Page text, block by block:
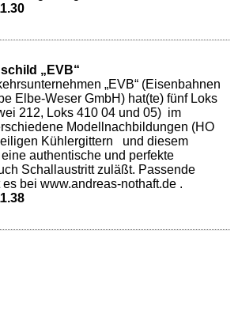
„EVB“
„EVB“ (Eisenbahnen
Elbe-Weser GmbH) hat(te) fünf Loks
212, Loks 410 04 und 05) im
Modellnachbildungen (HO
Kühlergittern und diesem
authentische und perfekte
Schallaustritt zuläßt. Passende
bei www.andreas-nothaft.de .